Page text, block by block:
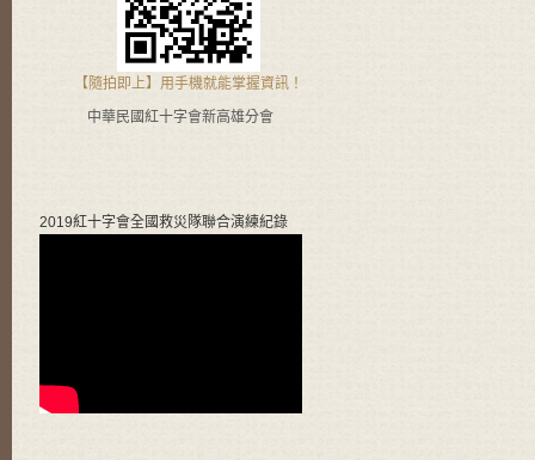
【隨拍即上】用手機就能掌握資訊！
中華民國紅十字會新高雄分會
2019紅十字會全國救災隊聯合演練紀錄